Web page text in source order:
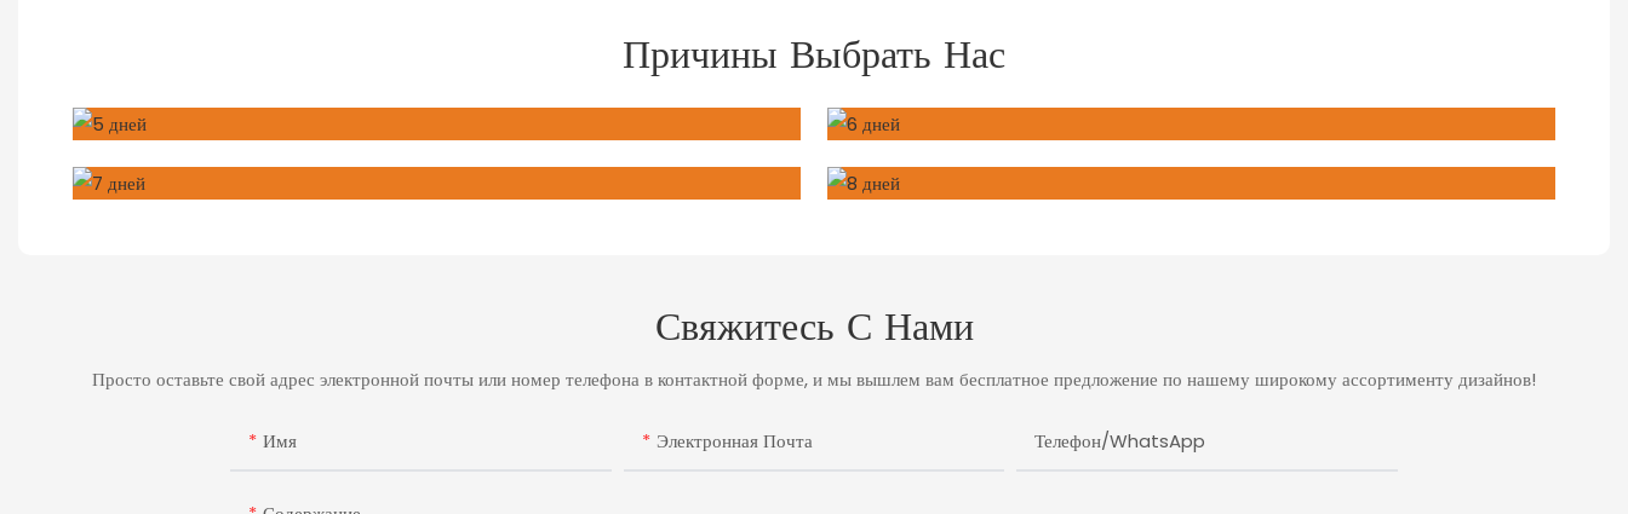
Причины Выбрать Нас
Свяжитесь С Нами
Просто оставьте свой адрес электронной почты или номер телефона в контактной форме, и мы вышлем вам бесплатное предложение по нашему широкому ассортименту дизайнов!
Имя Электронная Почта Телефон/WhatsApp